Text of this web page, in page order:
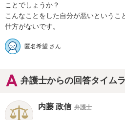
ことでしょうか？
こんなことをした自分が悪いというこ
仕方がないです。
匿名希望 さん
弁護士からの回答タイム
内藤 政信 弁護士